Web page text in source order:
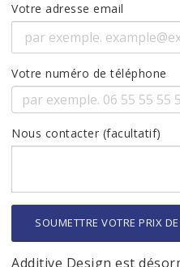
Votre adresse email
Votre numéro de téléphone
Nous contacter (facultatif)
SOUMETTRE VOTRE PRIX
Additive Design est